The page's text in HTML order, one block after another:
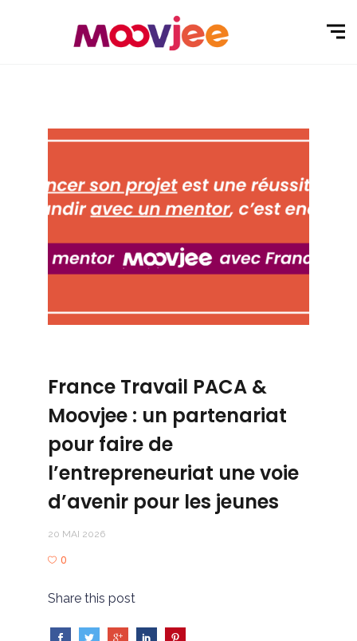
France Travail PACA &
Moovjee : un partenariat
pour faire de
l’entrepreneuriat une voie
d’avenir pour les jeunes
20 MAI 2026
0
Share this post